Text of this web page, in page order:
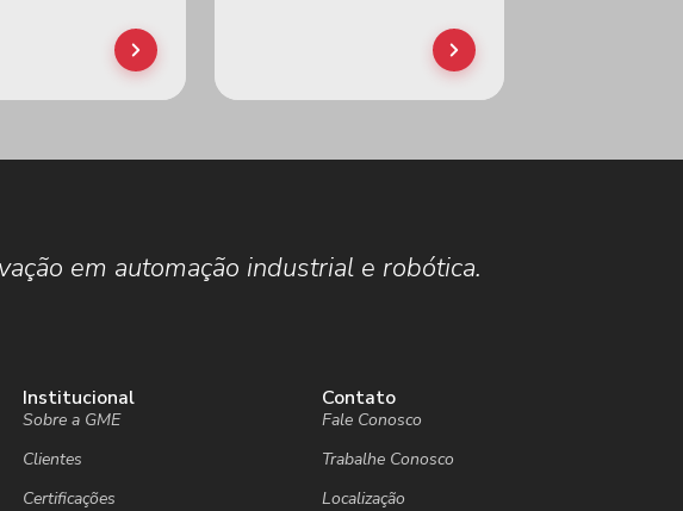
em automação industrial e robótica.
Institucional
Sobre a GME
Clientes
Certificações
Contato
Fale Conosco
Trabalhe Conosco
Localização